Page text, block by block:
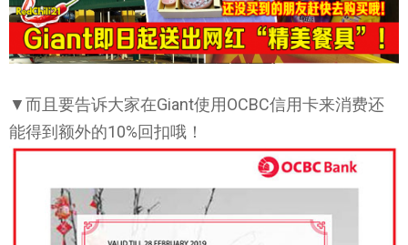
▼而且要告诉大家在Giant使用OCBC信用卡来消费还
能得到额外的10%回扣哦！